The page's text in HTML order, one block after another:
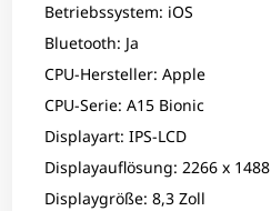
Betriebssystem: iOS
Bluetooth: Ja
CPU-Hersteller: Apple
CPU-Serie: A15 Bionic
Displayart: IPS-LCD
Displayauflösung: 2266 x 1488
Displaygröße: 8,3 Zoll